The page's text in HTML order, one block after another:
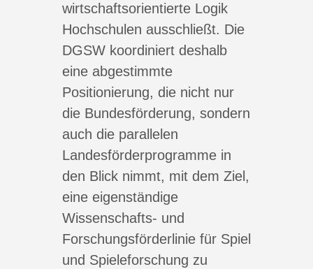
wirtschaftsorientierte Logik
Hochschulen ausschließt. Die
DGSW koordiniert deshalb
eine abgestimmte
Positionierung, die nicht nur
die Bundesförderung, sondern
auch die parallelen
Landesförderprogramme in
den Blick nimmt, mit dem Ziel,
eine eigenständige
Wissenschafts- und
Forschungsförderlinie für Spiel
und Spieleforschung zu